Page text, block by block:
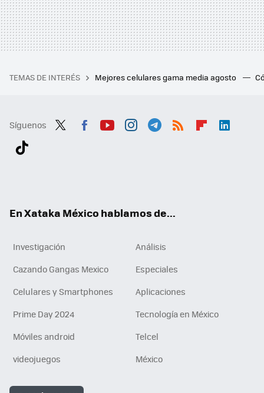
TEMAS DE INTERÉS Mejores celulares gama media agosto
Síguenos
En Xataka México hablamos de...
Investigación
Análisis
Cazando Gangas Mexico
Especiales
Celulares y Smartphones
Aplicaciones
Prime Day 2024
Tecnología en México
Móviles android
Telcel
videojuegos
México